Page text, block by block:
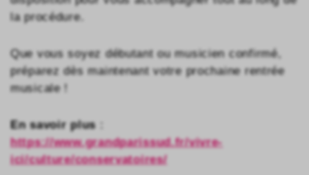
la procédure.
Que vous soyez débutant ou musicien confirmé,
préparez dès maintenant votre prochaine rentrée
musicale !
En savoir plus
https://www.grandparissud.fr/vivre-
ici/culture/conservatoires/